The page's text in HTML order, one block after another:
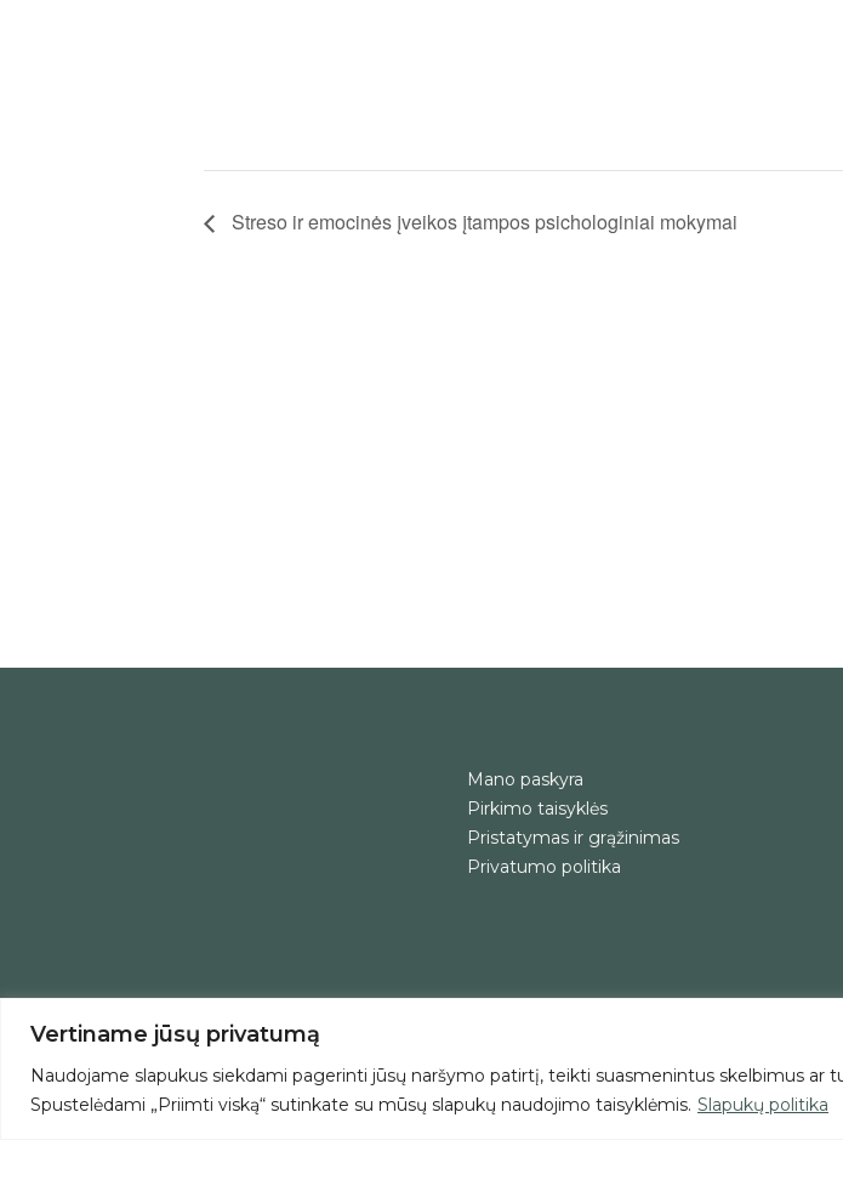
Vertiname jūsų privatumą
Naudojame slapukus siekdami pagerinti jūsų naršymo patirtį, teikti suasmenintus skelbimus ar
Spustelėdami „Priimti viską“ sutinkate su mūsų slapukų naudojimo taisyklėmis. Slapukų politika
Streso ir emocinės įveikos įtampos psichologiniai mokymai
Mano paskyra
Pirkimo taisyklės
Pristatymas ir grąžinimas
Privatumo politika
© 2026. Visos teisės saugomos - VšĮ Jautri širdis